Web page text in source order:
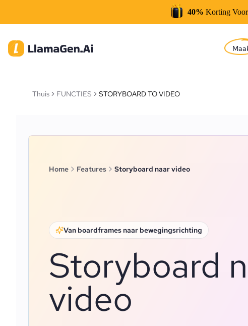
40% Korting
Thuis FUNCTIES STORYBOARD TO VIDEO
Home Features Storyboard naar video
Van boardframes naar bewegingsrichting
Storyboard
video